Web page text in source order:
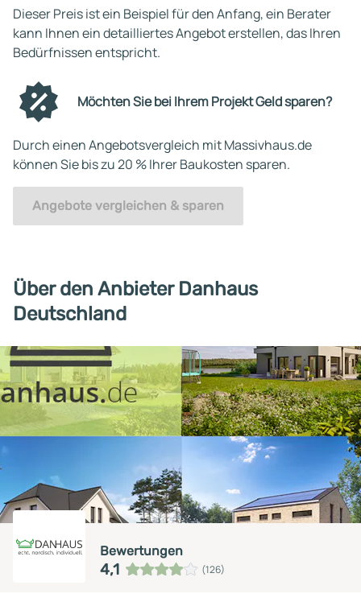
Dieser Preis ist ein Beispiel für den Anfang, ein Berater
kann Ihnen ein detailliertes Angebot erstellen, das Ihren
Bedürfnissen entspricht.
Möchten Sie bei Ihrem Projekt Geld sparen?
Durch einen Angebotsvergleich mit Massivhaus.de
können Sie bis zu 20 % Ihrer Baukosten sparen.
Angebote vergleichen & sparen
Über den Anbieter Danhaus
Deutschland
Bewertungen
4,1 (126)